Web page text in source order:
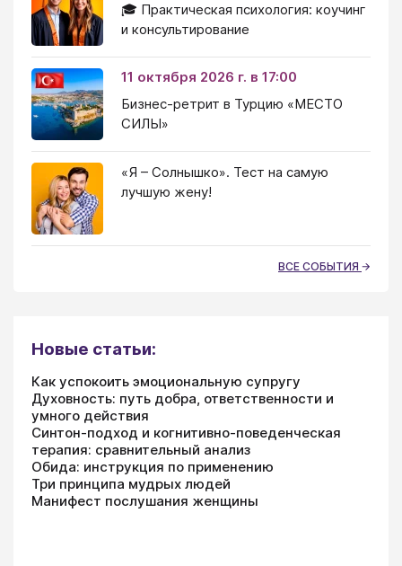
🎓 Практическая психология: коучинг
и консультирование
11 октября 2026 г. в 17:00
Бизнес-ретрит в Турцию «МЕСТО
СИЛЫ»
«Я – Солнышко». Тест на самую
лучшую жену!
ВСЕ СОБЫТИЯ
Новые статьи:
Как успокоить эмоциональную супругу
Духовность: путь добра, ответственности и
умного действия
Синтон-подход и когнитивно-поведенческая
терапия: сравнительный анализ
Обида: инструкция по применению
Три принципа мудрых людей
Манифест послушания женщины